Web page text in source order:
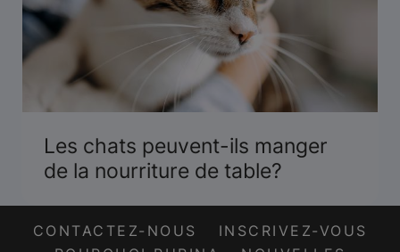
Les chats peuvent-ils manger
de la nourriture de table?
CONTACTEZ-NOUS
INSCRIVEZ-VOUS